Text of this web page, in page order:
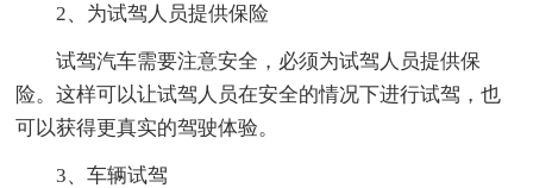
2、为试驾人员提供保险
试驾汽车需要注意安全，必须为试驾人员提供保
险。这样可以让试驾人员在安全的情况下进行试驾，也
可以获得更真实的驾驶体验。
3、车辆试驾